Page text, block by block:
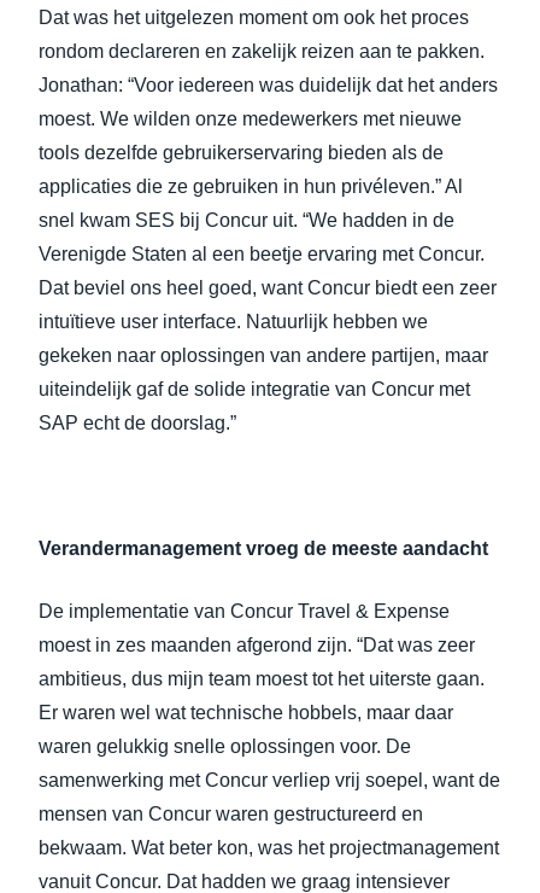
Dat was het uitgelezen moment om ook het proces
rondom declareren en zakelijk reizen aan te pakken.
Jonathan: “Voor iedereen was duidelijk dat het anders
moest. We wilden onze medewerkers met nieuwe
tools dezelfde gebruikerservaring bieden als de
applicaties die ze gebruiken in hun privéleven.” Al
snel kwam SES bij Concur uit. “We hadden in de
Verenigde Staten al een beetje ervaring met Concur.
Dat beviel ons heel goed, want Concur biedt een zeer
intuïtieve user interface. Natuurlijk hebben we
gekeken naar oplossingen van andere partijen, maar
uiteindelijk gaf de solide integratie van Concur met
SAP echt de doorslag.”
Verandermanagement vroeg de meeste aandacht
De implementatie van Concur Travel & Expense
moest in zes maanden afgerond zijn. “Dat was zeer
ambitieus, dus mijn team moest tot het uiterste gaan.
Er waren wel wat technische hobbels, maar daar
waren gelukkig snelle oplossingen voor. De
samenwerking met Concur verliep vrij soepel, want de
mensen van Concur waren gestructureerd en
bekwaam. Wat beter kon, was het projectmanagement
vanuit Concur. Dat hadden we graag intensiever